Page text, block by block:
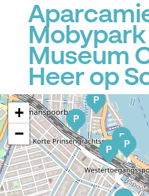
Museum
Heer op
P
P
P
P
P
P
P
+
−